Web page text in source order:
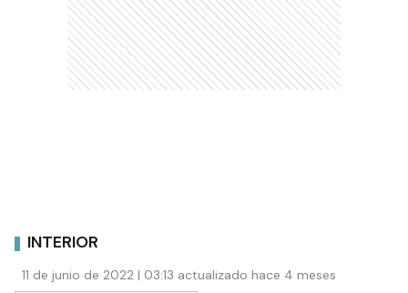
INTERIOR
11 de junio de 2022 | 03:13 actualizado hace 4 meses